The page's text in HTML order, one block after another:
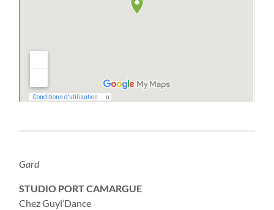
Gard
STUDIO PORT CAMARGUE
Chez Guyl’Dance